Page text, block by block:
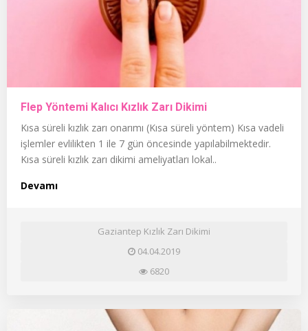
Flep Yöntemi Kalıcı Kızlık Zarı Dikimi
Kısa süreli kızlık zarı onarımı (Kısa süreli yöntem) Kısa vadeli
işlemler evlilikten 1 ile 7 gün öncesinde yapılabilmektedir.
Kısa süreli kızlık zarı dikimi ameliyatları lokal..
Devamı
Gaziantep Kızlık Zarı Dikimi
04.04.2019
6820